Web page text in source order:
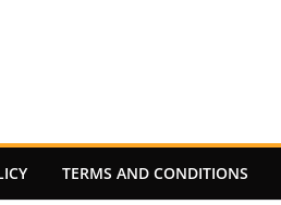
TERMS AND CONDITIONS